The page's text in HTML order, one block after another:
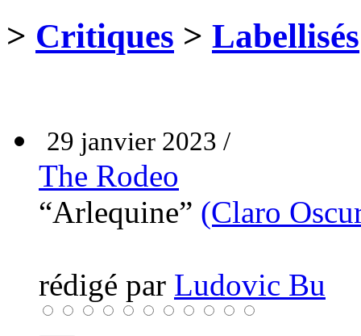
> Critiques > Labellisés
29 janvier 2023 /
The Rodeo
“Arlequine” (Claro
rédigé par Ludovic Bu